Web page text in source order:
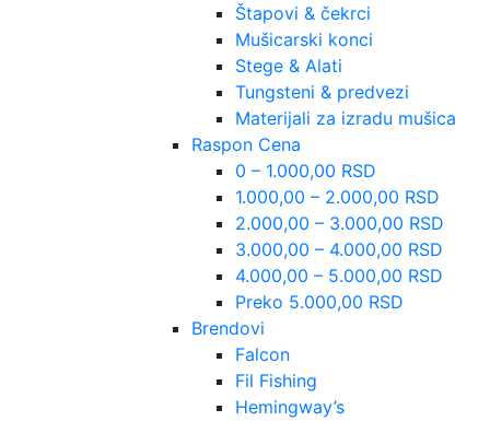
Štapovi & čekrci
Mušicarski konci
Stege & Alati
Tungsteni & predvezi
Materijali za izradu mušica
Raspon Cena
0 – 1.000,00 RSD
1.000,00 – 2.000,00 RSD
2.000,00 – 3.000,00 RSD
3.000,00 – 4.000,00 RSD
4.000,00 – 5.000,00 RSD
Preko 5.000,00 RSD
Brendovi
Falcon
Fil Fishing
Hemingway’s